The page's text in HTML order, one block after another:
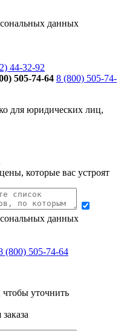
данных
44-32-92
505-74-64 8 (800) 505-74-
для юридических лиц,
которые вас устроят
данных
(800) 505-74-64
уточнить